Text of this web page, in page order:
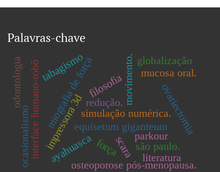
Palavras-chave
impressora 3d scara
simulação numérica.
equisetum giganteumovariectomia
osteoporose pós-menopausa.
miografia de força
interface humano-robô ayahuasca
tabagismo
redução.
ocasionalismo força
movimento.
odontologia mucosa oral.
parkour
são paulo.
literatura
filosofia
globalização